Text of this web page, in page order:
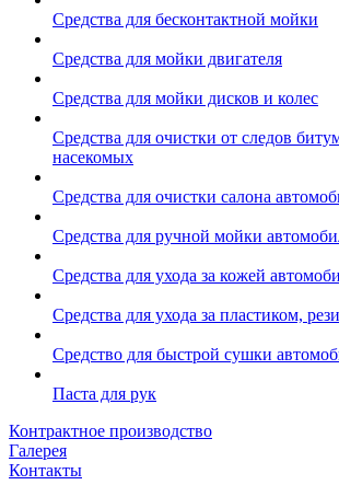
Средства для бесконтактной мойки
Средства для мойки двигателя
Средства для мойки дисков и колес
Средства для очистки от следов
насекомых
Средства для очистки салона
Средства для ручной мойки
Средства для ухода за кожей
Средства для ухода за пластиком,
Средство для быстрой сушки
Паста для рук
Контрактное производство
Галерея
Контакты